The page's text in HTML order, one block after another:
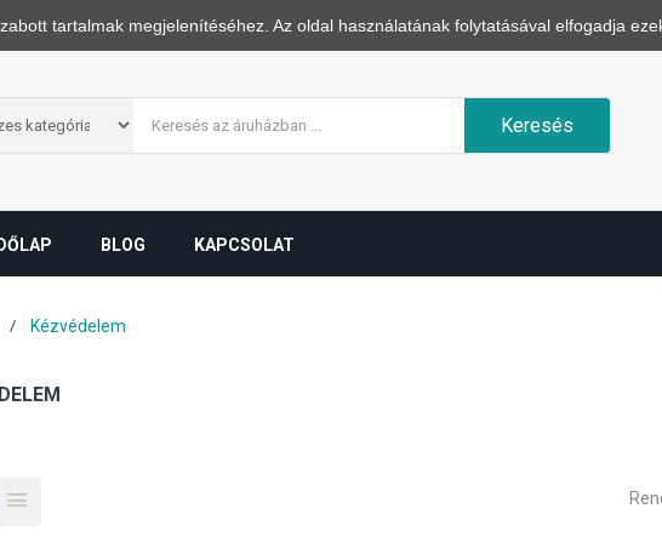
tartalmak megjelenítéséhez. Az oldal használatának folytatásával elfogadja
Keresés
BLOG KAPCSOLAT
Kézvédelem